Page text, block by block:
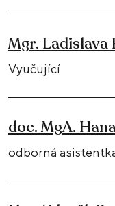
Mgr. Ladislava
Vyučující
doc. MgA.
odborná